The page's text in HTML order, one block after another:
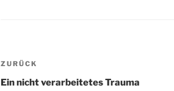
Beitrags-
Navigation
Vorheriger
Beitrag
ZURÜCK
Ein nicht verarbeitetes Trauma